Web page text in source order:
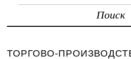
Поиск
ТОРГОВО-